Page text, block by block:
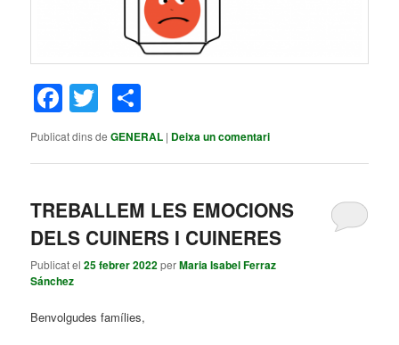
Facebook
Twitter
Publicat dins de GENERAL | Deixa un comentari
TREBALLEM LES EMOCIONS
DELS CUINERS I CUINERES
Publicat el25 febrer 2022perMaria Isabel Ferraz
Sánchez
Benvolgudes famílies,